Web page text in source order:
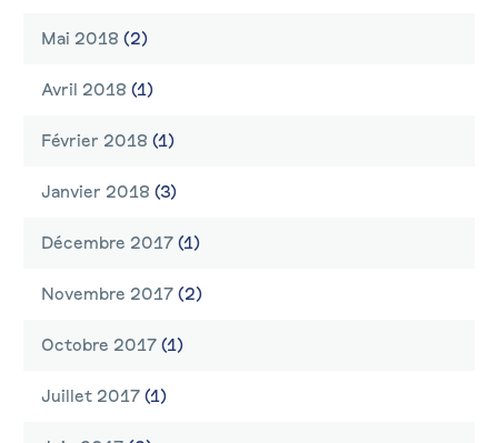
Mai 2018 (2)
Avril 2018 (1)
Février 2018 (1)
Janvier 2018 (3)
Décembre 2017 (1)
Novembre 2017 (2)
Octobre 2017 (1)
Juillet 2017 (1)